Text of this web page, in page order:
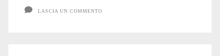
#19
LASCIA UN COMMENTO